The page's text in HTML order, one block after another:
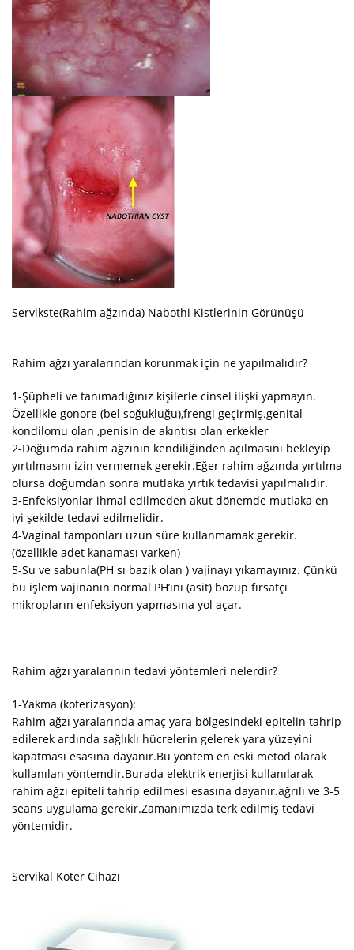
Servikste(Rahim ağzında) Nabothi Kistlerinin Görünüşü
Rahim ağzı yaralarından korunmak için ne yapılmalıdır?
1-Şüpheli ve tanımadığınız kişilerle cinsel ilişki yapmayın.
Özellikle gonore (bel soğukluğu),frengi geçirmiş.genital
kondilomu olan ,penisin de akıntısı olan erkekler
2-Doğumda rahim ağzının kendiliğinden açılmasını bekleyip
yırtılmasını izin vermemek gerekir.Eğer rahim ağzında yırtılma
olursa doğumdan sonra mutlaka yırtık tedavisi yapılmalıdır.
3-Enfeksiyonlar ihmal edilmeden akut dönemde mutlaka en
iyi şekilde tedavi edilmelidir.
4-Vaginal tamponları uzun süre kullanmamak gerekir.
(özellikle adet kanaması varken)
5-Su ve sabunla(PH sı bazik olan ) vajinayı yıkamayınız. Çünkü
bu işlem vajinanın normal PH’ını (asit) bozup fırsatçı
mikropların enfeksiyon yapmasına yol açar.
Rahim ağzı yaralarının tedavi yöntemleri nelerdir?
1-Yakma (koterizasyon):
Rahim ağzı yaralarında amaç yara bölgesindeki epitelin tahrip
edilerek ardında sağlıklı hücrelerin gelerek yara yüzeyini
kapatması esasına dayanır.Bu yöntem en eski metod olarak
kullanılan yöntemdir.Burada elektrik enerjisi kullanılarak
rahim ağzı epiteli tahrip edilmesi esasına dayanır.ağrılı ve 3-5
seans uygulama gerekir.Zamanımızda terk edilmiş tedavi
yöntemidir.
Servikal Koter Cihazı